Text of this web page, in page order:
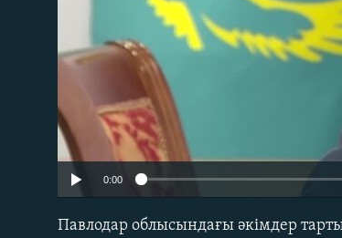
0:00
Павлодар облысындағы әкімдер